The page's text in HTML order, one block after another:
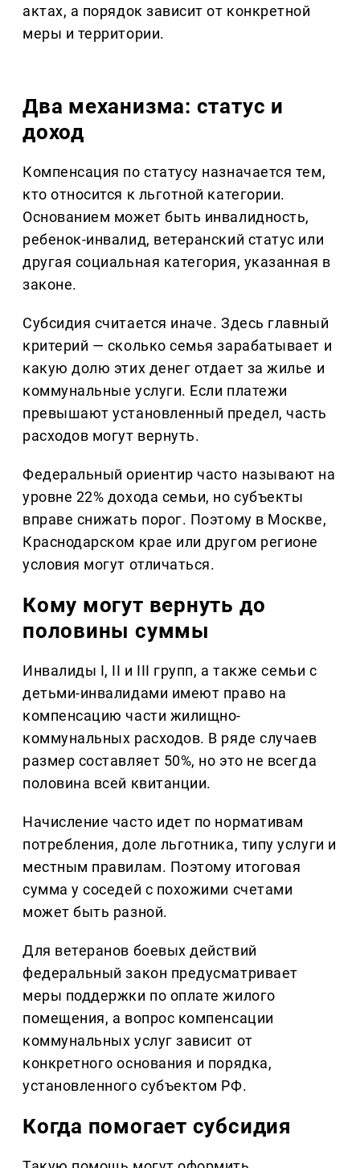
актах, а порядок зависит от конкретной
меры и территории.
Два механизма: статус и
доход
Компенсация по статусу назначается тем,
кто относится к льготной категории.
Основанием может быть инвалидность,
ребенок-инвалид, ветеранский статус или
другая социальная категория, указанная в
законе.
Субсидия считается иначе. Здесь главный
критерий — сколько семья зарабатывает и
какую долю этих денег отдает за жилье и
коммунальные услуги. Если платежи
превышают установленный предел, часть
расходов могут вернуть.
Федеральный ориентир часто называют на
уровне 22% дохода семьи, но субъекты
вправе снижать порог. Поэтому в Москве,
Краснодарском крае или другом регионе
условия могут отличаться.
Кому могут вернуть до
половины суммы
Инвалиды I, II и III групп, а также семьи с
детьми-инвалидами имеют право на
компенсацию части жилищно-
коммунальных расходов. В ряде случаев
размер составляет 50%, но это не всегда
половина всей квитанции.
Начисление часто идет по нормативам
потребления, доле льготника, типу услуги и
местным правилам. Поэтому итоговая
сумма у соседей с похожими счетами
может быть разной.
Для ветеранов боевых действий
федеральный закон предусматривает
меры поддержки по оплате жилого
помещения, а вопрос компенсации
коммунальных услуг зависит от
конкретного основания и порядка,
установленного субъектом РФ.
Когда помогает субсидия